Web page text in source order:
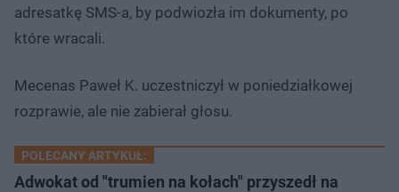
adresatkę SMS-a, by podwiozła im dokumenty, po
które wracali.
Mecenas Paweł K. uczestniczył w poniedziałkowej
rozprawie, ale nie zabierał głosu.
POLECANY ARTYKUŁ:
Adwokat od "trumien na kołach" przyszedł na